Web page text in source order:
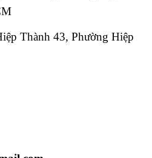
Thành 43, Phường Hiệp